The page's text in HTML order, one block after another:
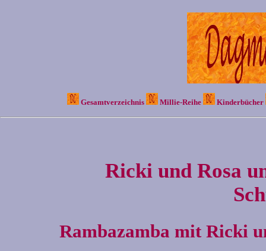
Gesamtverzeichnis Millie-Reihe Kinderbücher
Ricki und Rosa
Rambazamba mit Ricki